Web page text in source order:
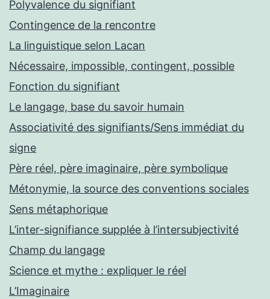
Polyvalence du signifiant
Contingence de la rencontre
La linguistique selon Lacan
Nécessaire, impossible, contingent, possible
Fonction du signifiant
Le langage, base du savoir humain
Associativité des signifiants/Sens immédiat du
signe
Père réel, père imaginaire, père symbolique
Métonymie, la source des conventions sociales
Sens métaphorique
L’inter-signifiance supplée à l’intersubjectivité
Champ du langage
Science et mythe : expliquer le réel
L’Imaginaire